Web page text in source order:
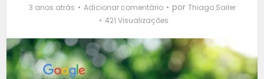
3 anos atrás Adicionar comentário por Thiago Sailer
421 Visualizações